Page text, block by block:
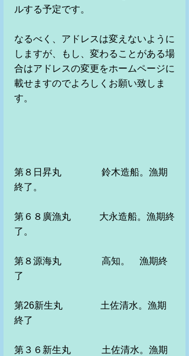
ルする予定です。
なるべく、アドレスは変えないように
しますが、もし、変わることがある場
合はアドレスの変更をホームページに
載せますのでよろしくお願い致しま
す。
第８日昇丸　　　　 鈴木造船。漁期
終了。
第６８廣漁丸　　　大永造船。漁期終
了。
第８源海丸　　　 　高知。　漁期終
了
第26新生丸　　　　土佐清水。漁期
終了
第３６新生丸　　　 土佐清水。漁期